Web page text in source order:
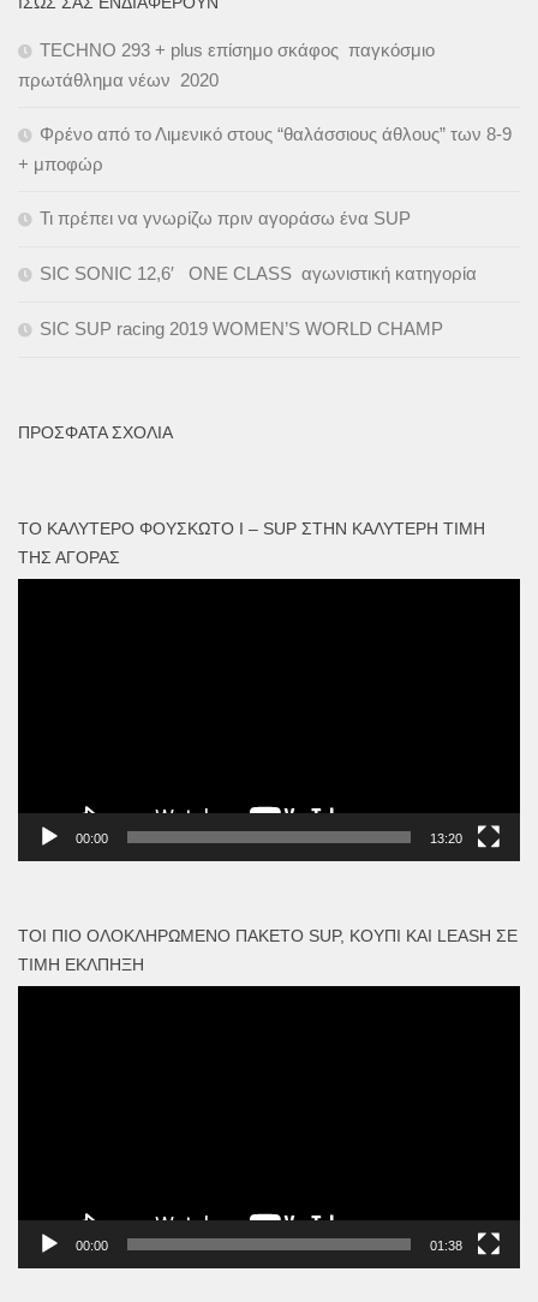
TECHNO 293 + plus επίσημο σκάφος παγκόσμιο
πρωτάθλημα νέων 2020
Φρένο από το Λιμενικό στους “θαλάσσιους άθλους” των 8-9
+ μποφώρ
Τι πρέπει να γνωρίζω πριν αγοράσω ένα SUP
SIC SONIC 12,6′ ONE CLASS αγωνιστική κατηγορία
SIC SUP racing 2019 WOMEN’S WORLD CHAMP
ΠΡΌΣΦΑΤΑ ΣΧΌΛΙΑ
ΤΟ ΚΑΛΎΤΕΡΟ ΦΟΥΣΚΩΤΟ I – SUP ΣΤΗΝ ΚΑΛΎΤΕΡΗ ΤΙΜΉ
ΤΗΣ ΑΓΟΡΆΣ
00:00 13:20
ΤΟΙ ΠΙΟ ΟΛΟΚΛΗΡΩΜΈΝΟ ΠΑΚΈΤΟ SUP, ΚΟΥΠΊ ΚΑΙ LEASH ΣΕ
ΤΙΜΉ ΈΚΛΠΗΞΗ
00:00 01:38